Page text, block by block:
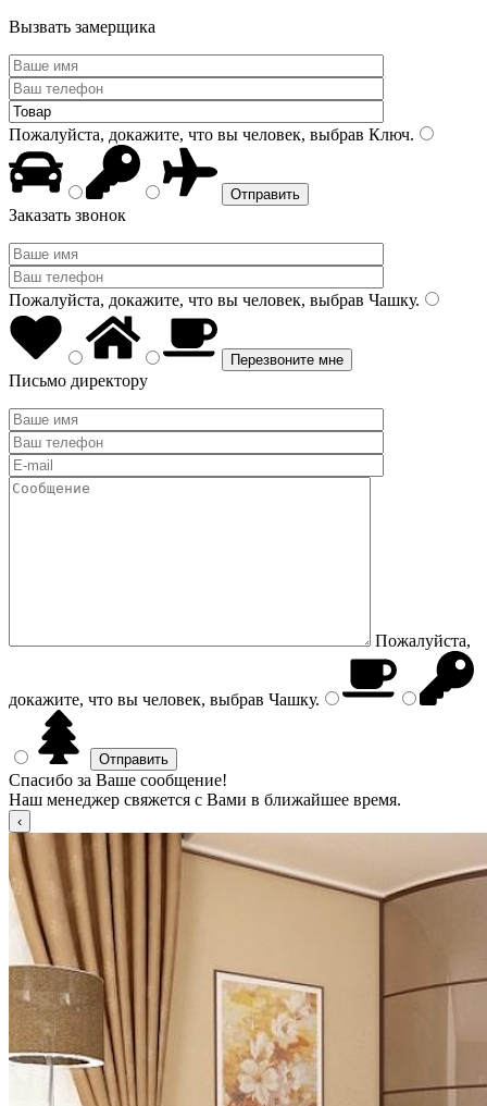
Вызвать замерщика
Пожалуйста, докажите, что вы человек, выбрав Ключ.
Заказать звонок
Пожалуйста, докажите, что вы человек, выбрав Чашку.
Письмо директору
Пожалуйста,
докажите, что вы человек, выбрав Чашку.
Спасибо за Ваше сообщение!
Наш менеджер свяжется с Вами в ближайшее время.